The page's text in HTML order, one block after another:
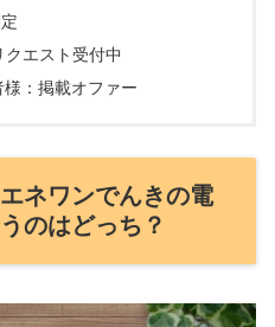
エスト受付中
：掲載オファー
ネワンでんきの電
のはどっち？